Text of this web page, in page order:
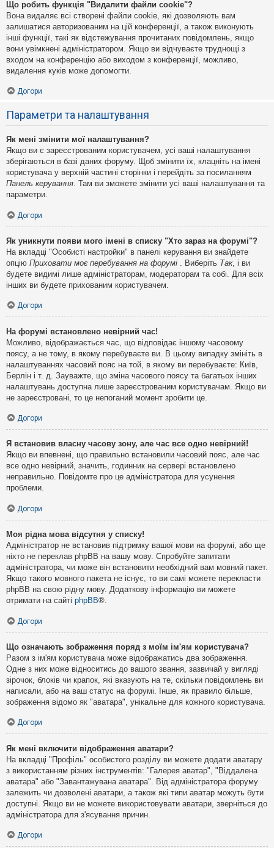
Що робить функція "Видалити файли cookie"?
Вона видаляє всі створені файли cookie, які дозволяють вам
залишатися авторизованим на цій конференції, а також виконують
інші функції, такі як відстежування прочитаних повідомлень, якщо
вони увімкнені адміністратором. Якщо ви відчуваєте труднощі з
входом на конференцію або виходом з конференції, можливо,
видалення куків може допомогти.
Догори
Параметри та налаштування
Як мені змінити мої налаштування?
Якщо ви є зареєстрованим користувачем, усі ваші налаштування
зберігаються в базі даних форуму. Щоб змінити їх, клацніть на імені
користувача у верхній частині сторінки і перейдіть за посиланням
Панель керування . Там ви зможете змінити усі ваші налаштування та
параметри.
Догори
Як уникнути появи мого імені в списку "Хто зараз на форумі"?
На вкладці "Особисті настройки" в панелі керування ви знайдете
опцію Приховати моє перебування на форумі . Виберіть Так, і ви
будете видимі лише адміністраторам, модераторам та собі. Для всіх
інших ви будете прихованим користувачем.
Догори
На форумі встановлено невірний час!
Можливо, відображається час, що відповідає іншому часовому
поясу, а не тому, в якому перебуваєте ви. В цьому випадку змініть в
налаштуваннях часовий пояс на той, в якому ви перебуваєте: Київ,
Берлін і т. д. Зауважте, що зміна часового поясу та багатьох інших
налаштувань доступна лише зареєстрованим користувачам. Якщо ви
не зареєстровані, то це непоганий момент зробити це.
Догори
Я встановив власну часову зону, але час все одно невірний!
Якщо ви впевнені, що правильно встановили часовий пояс, але час
все одно невірний, значить, годинник на сервері встановлено
неправильно. Повідомте про це адміністратора для усунення
проблеми.
Догори
Моя рідна мова відсутня у списку!
Адміністратор не встановив підтримку вашої мови на форумі, або ще
ніхто не переклав phpBB на вашу мову. Спробуйте запитати
адміністратора, чи може він встановити необхідний вам мовний пакет.
Якщо такого мовного пакета не існує, то ви самі можете перекласти
phpBB на свою рідну мову. Додаткову інформацію ви можете
отримати на сайті phpBB®.
Догори
Що означають зображення поряд з моїм ім'ям користувача?
Разом з ім'ям користувача може відображатись два зображення.
Одне з них може відноситись до вашого звання, зазвичай у вигляді
зірочок, блоків чи крапок, які вказують на те, скільки повідомлень ви
написали, або на ваш статус на форумі. Інше, як правило більше,
зображення відомо як "аватара", унікальне для кожного користувача.
Догори
Як мені включити відображення аватари?
На вкладці "Профіль" особистого розділу ви можете додати аватару
з використанням різних інструментів: "Галерея аватар", "Віддалена
аватара" або "Завантажувана аватара". Від адміністратора форуму
залежить чи дозволені аватари, а також які типи аватар можуть бути
доступні. Якщо ви не можете використовувати аватари, зверніться до
адміністратора для з'ясування причин.
Догори